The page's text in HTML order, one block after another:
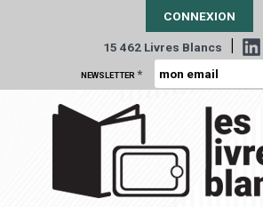
CONNEXION
15 462 Livres Blancs |
NEWSLETTER *